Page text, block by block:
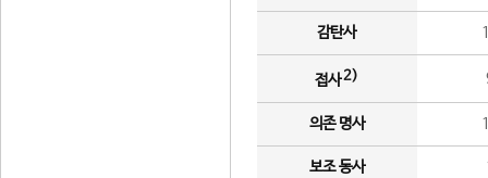
감탄사
접사2)
의존 명사
보조 동사